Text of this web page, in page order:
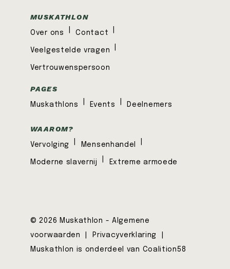
MUSKATHLON
Over ons Contact
Veelgestelde vragen
Vertrouwenspersoon
PAGES
Muskathlons Events Deelnemers
WAAROM?
Vervolging Mensenhandel
Moderne slavernij Extreme armoede
© 2026 Muskathlon - Algemene
voorwaarden
Privacyverklaring
Muskathlon is onderdeel van Coalition58